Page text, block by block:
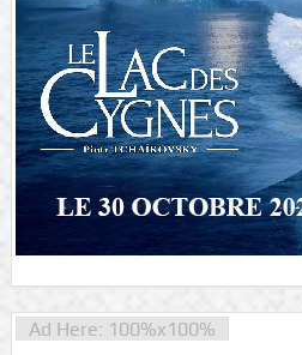
Ad Here: 100%x100%